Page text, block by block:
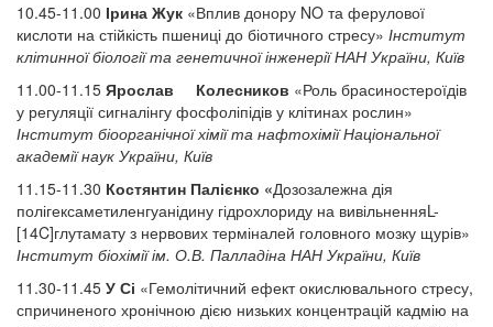
10.45-11.00 Ірина Жук «Вплив донору NO та ферулової
кислоти на стійкість пшениці до біотичного стресу» Інститут
клітинної біології та генетичної інженерії НАН України, Київ
11.00-11.15 Ярослав Колесников «Роль брасиностероїдів
у регуляції сигналінгу фосфоліпідів у клітинах рослин»
Інститут біоорганічної хімії та нафтохімії Національної
академії наук України, Київ
11.15-11.30 Костянтин Палієнко «Дозозалежна дія
полігексаметиленгуанідину гідрохлориду на вивільненняL-
[14C]глутамату з нервових терміналей головного мозку щурів»
Інститут біохімії ім. О.В. Палладіна НАН України, Київ
11.30-11.45 У Сі «Гемолітичний ефект окислювального стресу,
спричиненого хронічною дією низьких концентрацій кадмію на